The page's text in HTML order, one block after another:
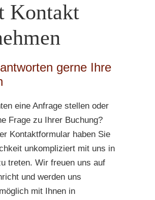
Kontakt
gerne Ihre
eine Anfrage stellen oder
Frage zu Ihrer Buchung?
Kontaktformular haben Sie
unkompliziert mit uns in
treten. Wir freuen uns auf
und werden uns
mit Ihnen in